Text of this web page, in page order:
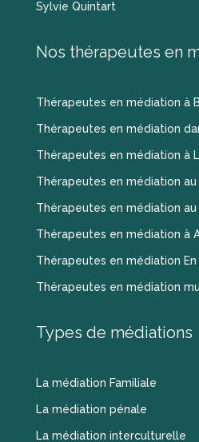
Sylvie Quintart
Nos thérapeutes en
Thérapeutes en médiation à
Thérapeutes en médiation
Thérapeutes en médiation à
Thérapeutes en médiation
Thérapeutes en médiation au
Thérapeutes en médiation à
Thérapeutes en médiation En
Thérapeutes en médiation
Types de médiations
La médiation Familiale
La médiation pénale
La médiation interculturelle